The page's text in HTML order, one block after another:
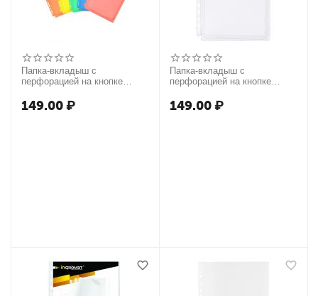
Папка-вкладыш с
перфорацией на кнопке
180мкм, расширяющаяся до
250л., цветная, ассорти
149.00₽
Папка-вкладыш с
перфорацией на кнопке
глянцевый, расширяющаяся
до 250л.
149.00₽